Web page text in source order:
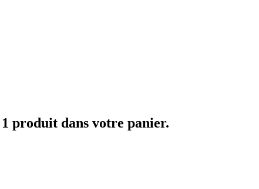
produit dans votre panier.